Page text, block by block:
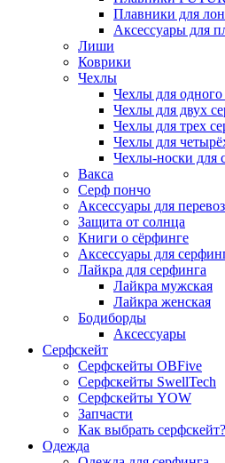
Плавники для
Аксессуары для
Лиши
Коврики
Чехлы
Чехлы для одного
Чехлы для двух
Чехлы для трех
Чехлы для
Чехлы-носки для
Вакса
Серф пончо
Аксессуары для
Защита от солнца
Книги о сёрфинге
Аксессуары для
Лайкра для серфинга
Лайкра мужская
Лайкра женская
Бодиборды
Аксессуары
Серфскейт
Серфскейты OBFive
Серфскейты SwellTech
Серфскейты YOW
Запчасти
Как выбрать серфскейт?
Одежда